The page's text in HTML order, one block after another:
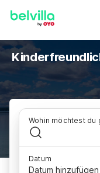
Wohin möchtest du
Datum
Datum hinzufügen